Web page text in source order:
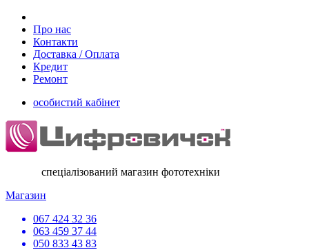
Про нас
Контакти
Доставка / Оплата
Кредит
Ремонт
особистий кабінет
спеціалізований магазин фототехніки
Магазин
067 424 32 36
063 459 37 44
050 833 43 83